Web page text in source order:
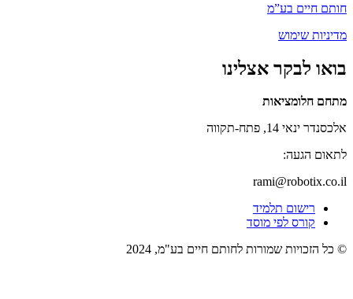
חותם חיים בע”מ
מדיניות שימוש
בואו לבקר אצלינו
מתחם חלומציאות
אלכסנדר ינאי 14, פתח-תקווה
לתאום הגעה:
rami@robotix.co.il
רישום תלמיד
קורס לפי מוסד
© כל הזכויות שמורות לחותם חיים בע"מ, 2024